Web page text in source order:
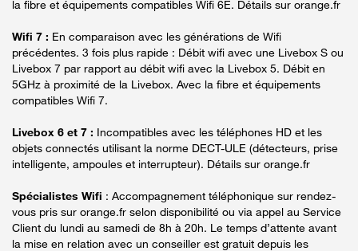
la fibre et équipements compatibles Wifi 6E. Détails sur orange.fr
Wifi 7 : En comparaison avec les générations de Wifi
précédentes. 3 fois plus rapide : Débit wifi avec une Livebox S ou
Livebox 7 par rapport au débit wifi avec la Livebox 5. Débit en
5GHz à proximité de la Livebox. Avec la fibre et équipements
compatibles Wifi 7.
Livebox 6 et 7 : Incompatibles avec les téléphones HD et les
objets connectés utilisant la norme DECT-ULE (détecteurs, prise
intelligente, ampoules et interrupteur). Détails sur orange.fr
Spécialistes Wifi : Accompagnement téléphonique sur rendez-
vous pris sur orange.fr selon disponibilité ou via appel au Service
Client du lundi au samedi de 8h à 20h. Le temps d’attente avant
la mise en relation avec un conseiller est gratuit depuis les